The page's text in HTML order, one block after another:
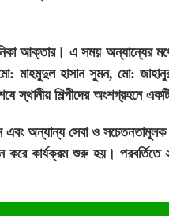
আক্তার। এ সময় অন্যান্যের
মাহমুদুল হাসান সুমন, মো:
স্থানীয় শিল্পীদের অংশগ্রহনে
অন্যান্য সেবা ও সচেতনতামূলক
কার্যক্রম শুরু হয়।